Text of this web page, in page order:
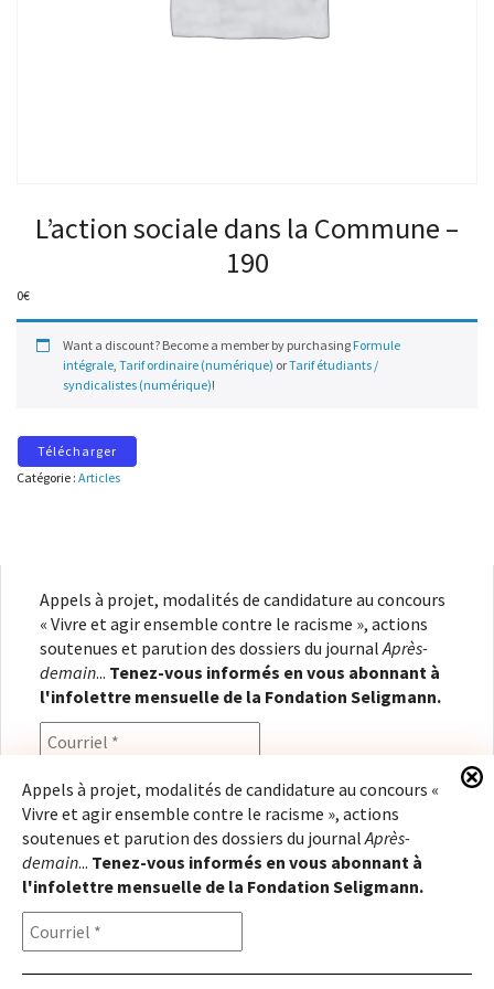
L’action sociale dans la Commune –
190
0€
Want a discount? Become a member by purchasing Formule
intégrale, Tarif ordinaire (numérique) orTarif étudiants /
syndicalistes (numérique)!
Télécharger
Catégorie : Articles
Appels à projet, modalités de candidature au concours
« Vivre et agir ensemble contre le racisme », actions
soutenues et parution des dossiers du journal Après-
demain... Tenez-vous informés en vous abonnant à
l'infolettre mensuelle de la Fondation Seligmann.
En renseignant votre adresse électronique, vous
consentez à recevoir l'infolettre de la Fondation
Seligmann, conformément à notrepolitique de
confidentialité. Il vous sera possible de vous
désabonner à tout moment.
Appels à projet, modalités de candidature au concours «
Vivre et agir ensemble contre le racisme », actions
soutenues et parution des dossiers du journalAprès-
demain... Tenez-vous informés en vous abonnant à
l'infolettre mensuelle de la Fondation Seligmann.